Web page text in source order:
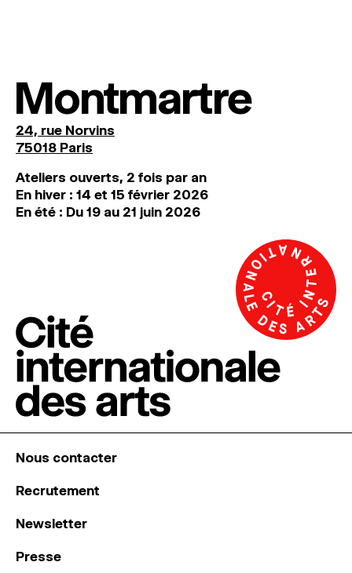
Montmartre
24, rue Norvins
75018 Paris
Ateliers ouverts, 2 fois par an
En hiver : 14 et 15 février 2026
En été : Du 19 au 21 juin 2026
Nous contacter
Recrutement
Newsletter
Presse